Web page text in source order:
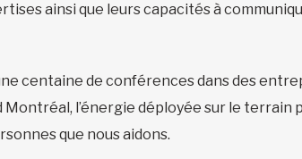
ainsi que leurs capacités à
centaine de conférences dans des
l’énergie déployée sur le terrain
que nous aidons.